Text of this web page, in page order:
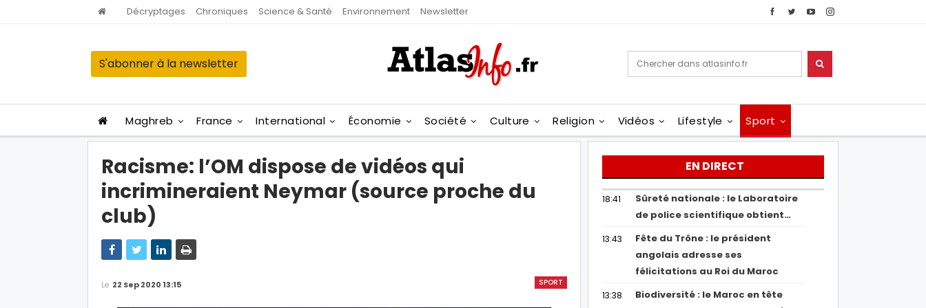
Décryptages Chroniques Science & Santé Environnement Newsletter
S'abonner à la newsletter
Maghreb France International Économie Société Culture Religion Vidéos Lifestyle Sport
Racisme: l’OM dispose de vidéos qui
incrimineraient Neymar (source proche du
club)
SPORT
Le 22 Sep 2020 13:15
EN DIRECT
18:41
Sûreté nationale : le Laboratoire
de police scientifique obtient…
13:43
Fête du Trône : le président
angolais adresse ses
félicitations au Roi du Maroc
13:38
Biodiversité : le Maroc en tête